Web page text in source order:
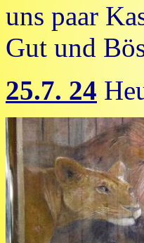
uns paar
Gut und
25.7. 24